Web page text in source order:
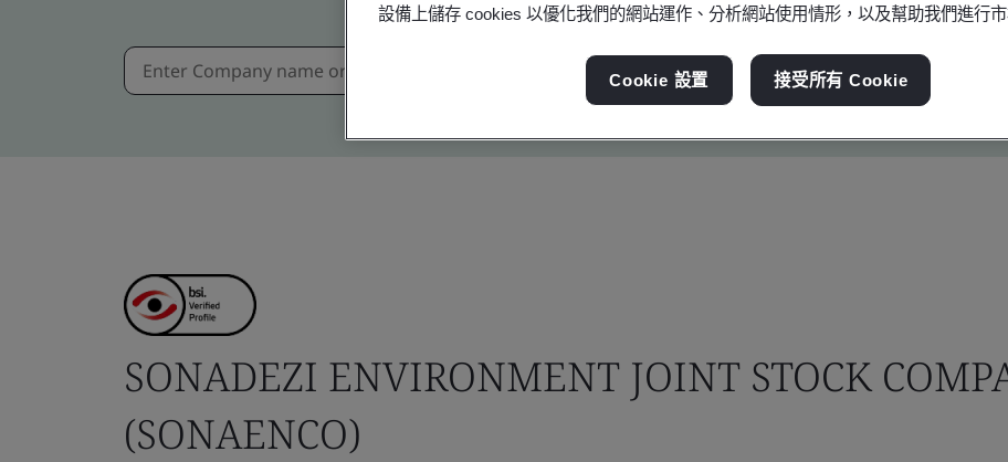
SONADEZI ENVIRONMENT JOINT STOCK
(SONAENCO)
設備上儲存 cookies 以優化我們的網站運作、分析網站使用情形，以及幫助我們進行市
Cookie 設置 接受所有 Cookie